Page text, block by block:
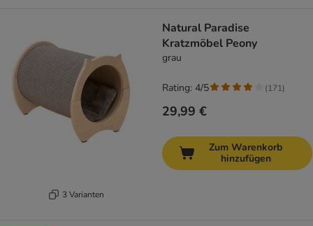
3 Varianten
Natural Paradise
Kratzmöbel Peony
grau
29,99 €
Rating: 4/5 (171)
Zum Warenkorb
hinzufügen